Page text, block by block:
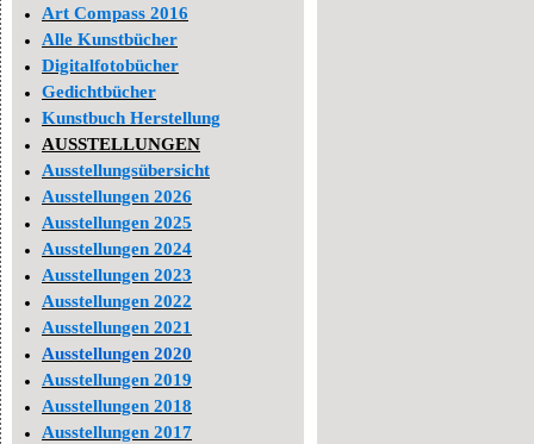
Art Compass 2016
Alle Kunstbücher
Digitalfotobücher
Gedichtbücher
Kunstbuch Herstellung
AUSSTELLUNGEN
Ausstellungsübersicht
Ausstellungen 2026
Ausstellungen 2025
Ausstellungen 2024
Ausstellungen 2023
Ausstellungen 2022
Ausstellungen 2021
Ausstellungen 2020
Ausstellungen 2019
Ausstellungen 2018
Ausstellungen 2017